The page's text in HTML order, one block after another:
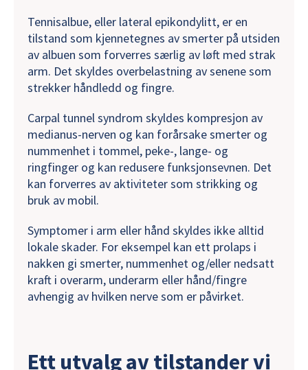
Tennisalbue, eller lateral epikondylitt, er en
tilstand som kjennetegnes av smerter på utsiden
av albuen som forverres særlig av løft med strak
arm. Det skyldes overbelastning av senene som
strekker håndledd og fingre.
Carpal tunnel syndrom skyldes kompresjon av
medianus-nerven og kan forårsake smerter og
nummenhet i tommel, peke-, lange- og
ringfinger og kan redusere funksjonsevnen. Det
kan forverres av aktiviteter som strikking og
bruk av mobil.
Symptomer i arm eller hånd skyldes ikke alltid
lokale skader. For eksempel kan ett prolaps i
nakken gi smerter, nummenhet og/eller nedsatt
kraft i overarm, underarm eller hånd/fingre
avhengig av hvilken nerve som er påvirket.
Ett utvalg av tilstander vi